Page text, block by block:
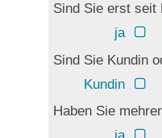
Sind Sie erst seit
ja
Sind Sie Kundin
Kundin
Haben Sie